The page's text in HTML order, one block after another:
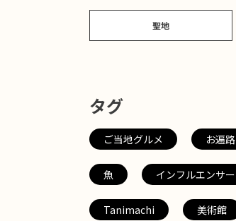
聖地
タグ
ご当地グルメ お遍路
魚 インフルエンサー
Tanimachi 美術館